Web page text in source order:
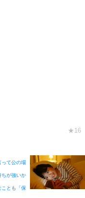
って公の場
ちが強いか
ことも「保